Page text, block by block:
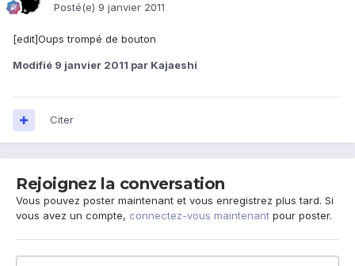
Posté(e) 9 janvier 2011
[edit]Oups trompé de bouton
Modifié 9 janvier 2011 par Kajaeshi
Citer
Rejoignez la conversation
Vous pouvez poster maintenant et vous enregistrez plus tard. Si
vous avez un compte, connectez-vous maintenant pour poster.